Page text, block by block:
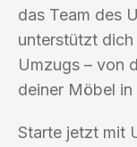
das Team des
unterstützt
Umzugs – von
deiner Möbel in
Starte jetzt mit